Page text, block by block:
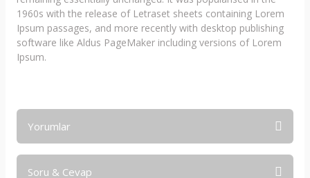
1960s with the release of Letraset sheets containing Lorem
Ipsum passages, and more recently with desktop publishing
software like Aldus PageMaker including versions of Lorem
Ipsum.
Yorumlar
Soru & Cevap